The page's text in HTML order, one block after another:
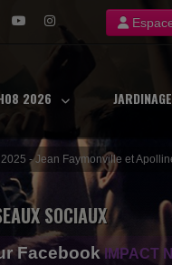
2026 JARDINAGE
- Jean Faymonville et
SOCIAUX
Facebook IMPACT